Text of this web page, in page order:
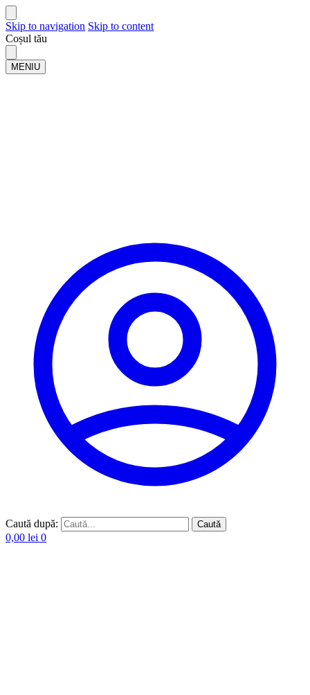
Skip to navigation Skip to content
Coșul tău
MENIU
Caută după: Caută
0,00 lei 0